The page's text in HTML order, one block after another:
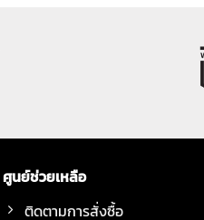
ศูนย์ช่วยเหลือ
ติดตามการสั่งซื้อ